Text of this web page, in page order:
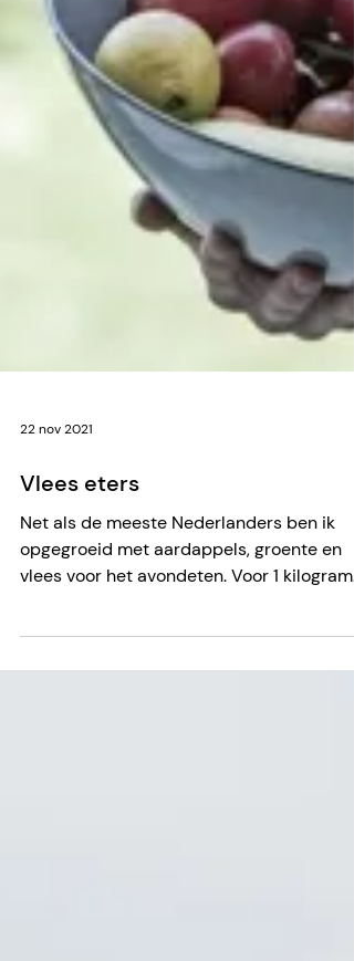
22 nov 2021
Vlees eters
Net als de meeste Nederlanders ben ik
vlees voor het avondeten. Voor 1 kilogram